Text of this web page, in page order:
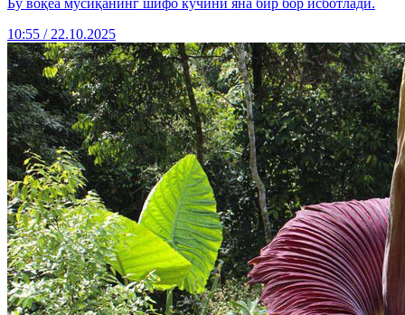
Бу воқеа мусиқанинг шифо кучини яна бир бор исботлади.
10:55 / 22.10.2025